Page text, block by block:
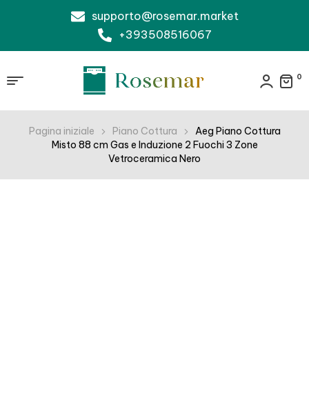
supporto@rosemar.market
+393508516067
0
Pagina iniziale Piano Cottura
Aeg Piano Cottura
Misto 88 cm Gas e Induzione 2 Fuochi 3 Zone
Vetroceramica Nero